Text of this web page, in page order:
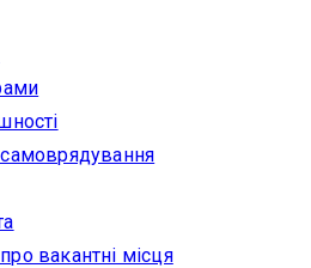
вакантні місця